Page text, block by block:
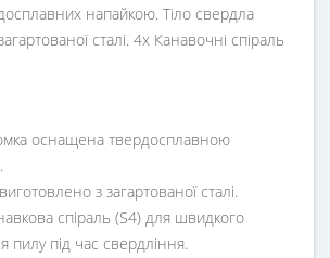
напайкою. Тіло свердла
сталі. 4х Канавочні спіраль
оснащена твердосплавною
з загартованої сталі.
спіраль (S4) для швидкого
пилу під час свердління.